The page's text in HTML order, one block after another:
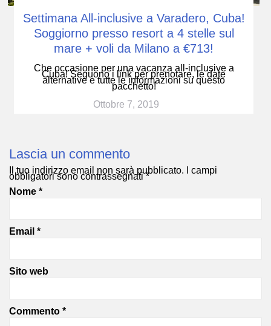
Settimana All-inclusive a Varadero, Cuba!
Soggiorno presso resort a 4 stelle sul
mare + voli da Milano a €713!
Che occasione per una vacanza all-inclusive a
Cuba! Seguono i link per prenotare, le date
alternative e tutte le informazioni su questo
pacchetto!
Ottobre 7, 2019
Lascia un commento
Il tuo indirizzo email non sarà pubblicato. I campi
obbligatori sono contrassegnati*
Nome *
Email *
Sito web
Commento *